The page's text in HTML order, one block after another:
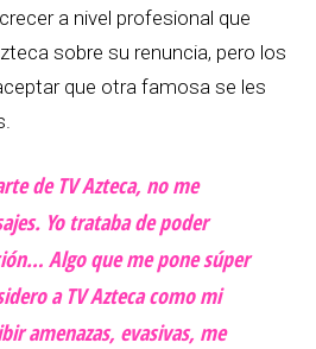
a nivel profesional que
sobre su renuncia, pero los
que otra famosa se les
de TV Azteca, no me
Yo trataba de poder
Algo que me pone súper
a TV Azteca como mi
amenazas, evasivas, me